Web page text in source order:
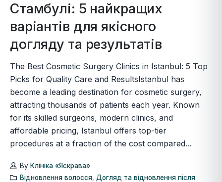
Стамбулі: 5 найкращих
варіантів для якісного
догляду та результатів
The Best Cosmetic Surgery Clinics in Istanbul: 5 Top
Picks for Quality Care and ResultsIstanbul has
become a leading destination for cosmetic surgery,
attracting thousands of patients each year. Known
for its skilled surgeons, modern clinics, and
affordable pricing, Istanbul offers top-tier
procedures at a fraction of the cost compared...
By Клініка «Яскрава»
Відновлення волосся, Догляд та відновлення після